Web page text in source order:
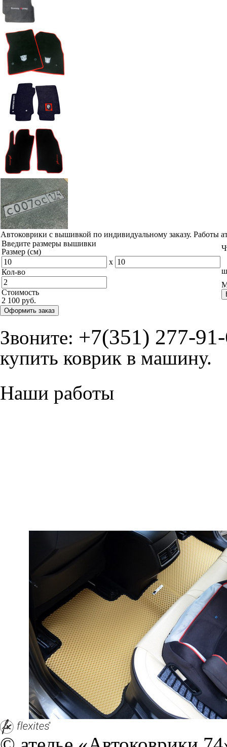
Автоковрики с вышивкой по индивидуальному заказу. Работы
Введите размеры вышивки
Размер (см)
x
Кол-во
Стоимость
2 100 руб.
Оформить заказ
Звоните: +7(351) 277-
купить коврик в машину.
Наши работы
© ателье «Автоковрики
корпус 1.
На нашем сайте в целях
работоспособности
персональных данных,